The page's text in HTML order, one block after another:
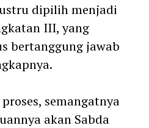
dipilih menjadi
III, yang
bertanggung jawab
semangatnya
akan Sabda